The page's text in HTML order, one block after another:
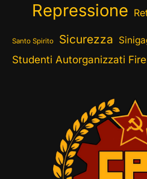
Repressione
Santo Spirito Sicurezza
Studenti Autorganizzati